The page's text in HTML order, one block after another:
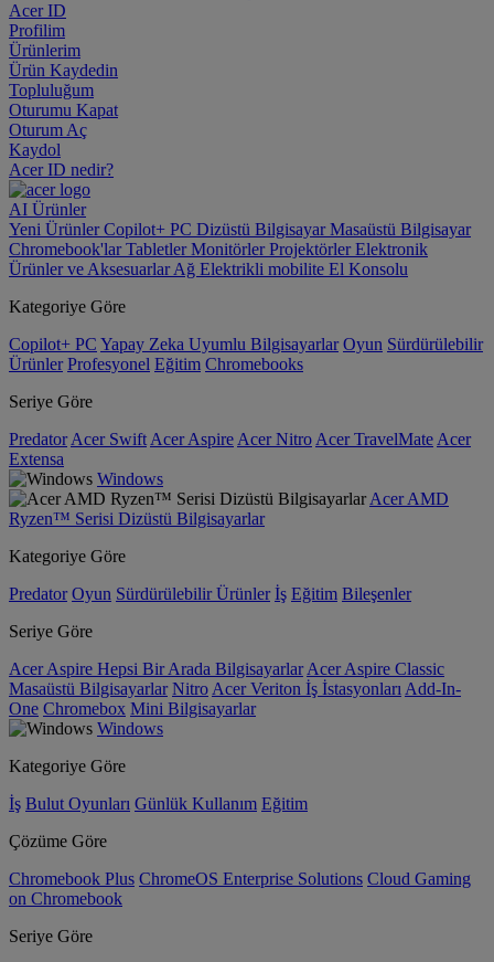
Acer ID
Profilim
Ürünlerim
Ürün Kaydedin
Topluluğum
Oturumu Kapat
Oturum Aç
Kaydol
Acer ID nedir?
AI Ürünler
Yeni ÜrünlerCopilot+ PC Dizüstü BilgisayarMasaüstü Bilgisayar
Chromebook'larTabletlerMonitörlerProjektörlerElektronik
Ürünler ve AksesuarlarAğ Elektrikli mobilite El Konsolu
Kategoriye Göre
Copilot+ PC Yapay Zeka Uyumlu Bilgisayarlar Oyun Sürdürülebilir
Ürünler Profesyonel Eğitim Chromebooks
Seriye Göre
Predator Acer Swift Acer Aspire Acer Nitro Acer TravelMate Acer
Extensa
Windows
Acer AMD
Ryzen™ Serisi Dizüstü Bilgisayarlar
Kategoriye Göre
Predator Oyun Sürdürülebilir Ürünler İş Eğitim Bileşenler
Seriye Göre
Acer Aspire Hepsi Bir Arada Bilgisayarlar Acer Aspire Classic
Masaüstü Bilgisayarlar Nitro Acer Veriton İş İstasyonları Add-In-
One Chromebox Mini Bilgisayarlar
Windows
Kategoriye Göre
İş Bulut Oyunları Günlük Kullanım Eğitim
Çözüme Göre
Chromebook Plus ChromeOS Enterprise Solutions Cloud Gaming
on Chromebook
Seriye Göre